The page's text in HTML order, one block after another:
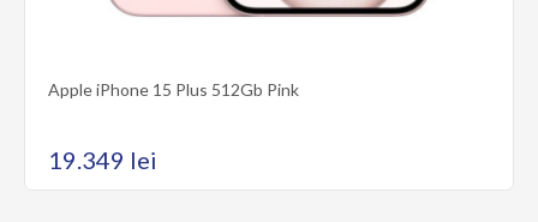
Apple iPhone 15 Plus 512Gb Pink
Apple iPhone 15 Plus 512Gb Pink
19.349 lei